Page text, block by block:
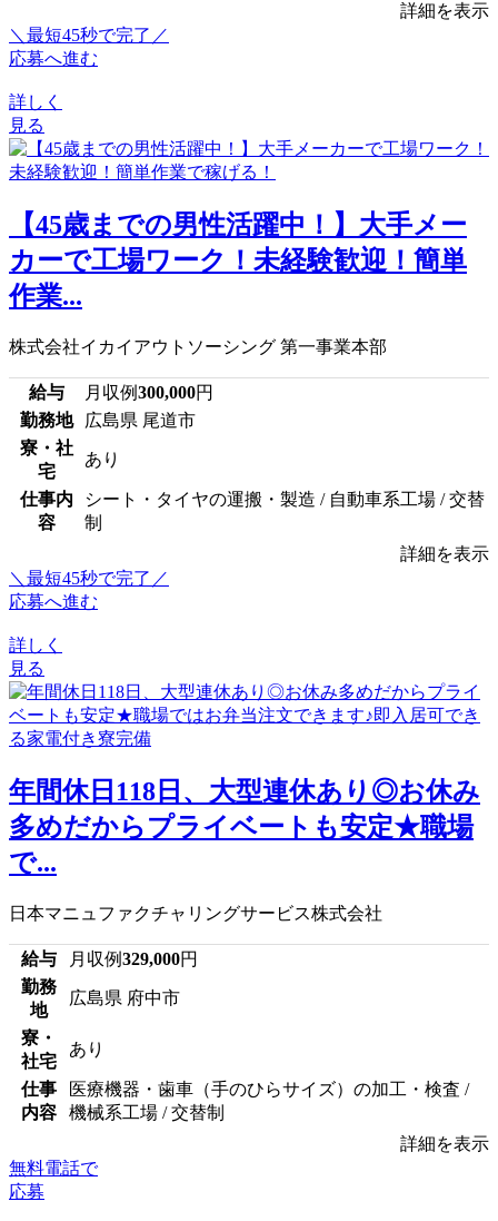
詳細を表示
＼最短45秒で完了／
応募へ進む
詳しく
見る
【45歳までの男性活躍中！】大手メー
カーで工場ワーク！未経験歓迎！簡単
作業...
株式会社イカイアウトソーシング 第一事業本部
給与 月収例300,000円
勤務地
広島県 尾道市
寮・社
宅
あり
仕事内
容
シート・タイヤの運搬・製造 / 自動車系工場 / 交替
制
詳細を表示
＼最短45秒で完了／
応募へ進む
詳しく
見る
年間休日118日、大型連休あり◎お休み
多めだからプライベートも安定★職場
で...
日本マニュファクチャリングサービス株式会社
給与 月収例329,000円
勤務
地
広島県 府中市
寮・
社宅
あり
仕事
内容
医療機器・歯車（手のひらサイズ）の加工・検査 /
機械系工場 / 交替制
詳細を表示
無料電話で
応募